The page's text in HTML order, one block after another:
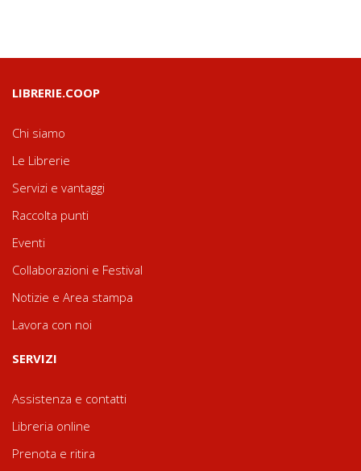
LIBRERIE.COOP
Chi siamo
Le Librerie
Servizi e vantaggi
Raccolta punti
Eventi
Collaborazioni e Festival
Notizie e Area stampa
Lavora con noi
SERVIZI
Assistenza e contatti
Libreria online
Prenota e ritira